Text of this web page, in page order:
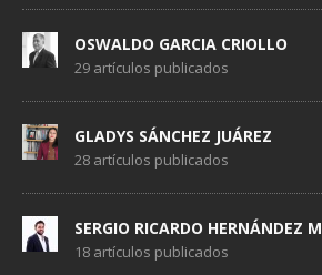
OSWALDO GARCIA CRIOLLO
29 artículos publicados
GLADYS SÁNCHEZ JUÁREZ
28 artículos publicados
SERGIO RICARDO HERNÁNDEZ
18 artículos publicados